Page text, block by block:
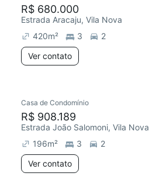
R$ 680.000
Estrada Aracaju, Vila Nova
420m² 3
2
Ver contato
Casa de Condomínio
R$ 908.189
Estrada João Salomoni, Vila Nova
196m² 3
2
Ver contato